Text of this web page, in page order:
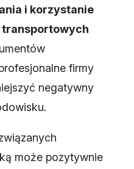
i korzystanie
firmy
negatywny
może pozytywnie